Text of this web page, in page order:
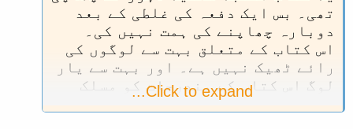
تھی۔ بس ایک دفعہ کی غلطی کے بعد
دوبارہ چھاپنے کی ہمت نہیں کی۔
اس کتاب کے متعلق بہت سے لوگوں کی
رائے ٹھیک نہیں ہے۔ اور بہت سے یار
لوگ اس کتاب کے مندرجات کو مسلک
اہلحدیث کے خلاف استعمال کرتے ہیں۔
Click to expand...